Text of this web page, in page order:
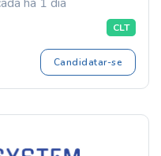
CLT
Candidatar-se